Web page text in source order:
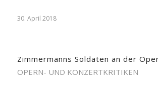
30. April 2018
Zimmermanns Soldaten an der
OPERN- UND KONZERTKRITIKEN